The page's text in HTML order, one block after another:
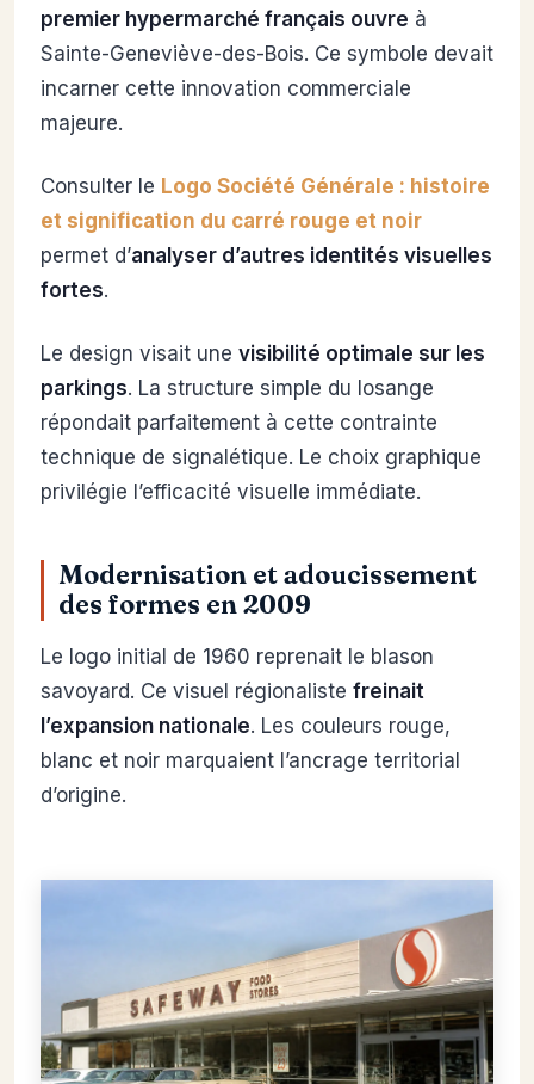
premier hypermarché français ouvre à
Sainte-Geneviève-des-Bois. Ce symbole devait
incarner cette innovation commerciale
majeure.
Consulter le Logo Société Générale : histoire
et signification du carré rouge et noir
permet d’analyser d’autres identités visuelles
fortes.
Le design visait une visibilité optimale sur les
parkings. La structure simple du losange
répondait parfaitement à cette contrainte
technique de signalétique. Le choix graphique
privilégie l’efficacité visuelle immédiate.
Modernisation et adoucissement
des formes en 2009
Le logo initial de 1960 reprenait le blason
savoyard. Ce visuel régionaliste freinait
l’expansion nationale. Les couleurs rouge,
blanc et noir marquaient l’ancrage territorial
d’origine.